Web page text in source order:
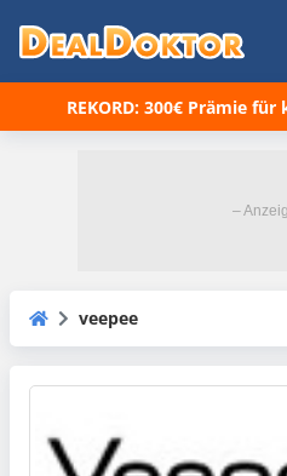
REKORD: 300€ Prämie
veepee